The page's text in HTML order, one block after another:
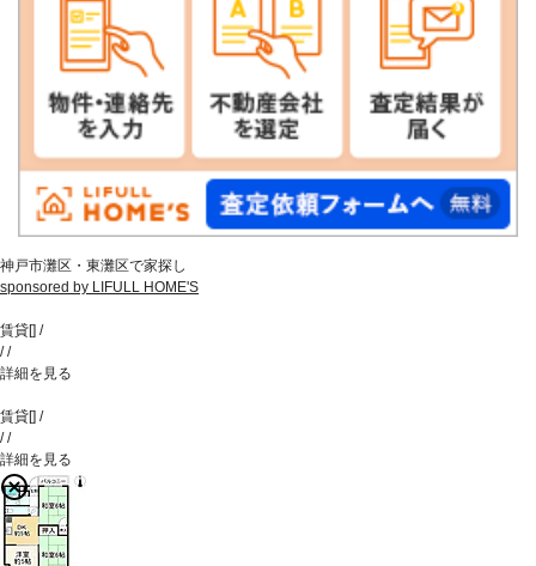
神戸市灘区・東灘区で家探し
sponsored by LIFULL HOME'S
賃貸[] /
//
詳細を見る
賃貸[] /
//
詳細を見る